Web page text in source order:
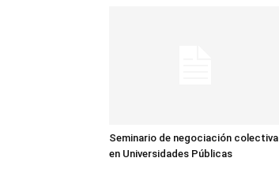
Seminario de negociación colectiva
en Universidades Públicas